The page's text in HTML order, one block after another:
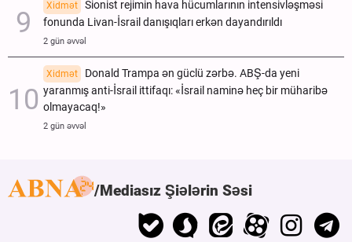
Xidmət
Sionist rejimin hava hücumlarının intensivləşməsi
fonunda Livan-İsrail danışıqları erkən dayandırıldı
2 gün əvvəl
Xidmət
Donald Trampa ən güclü zərbə. ABŞ-da yeni
yaranmış anti-İsrail ittifaqı: «İsrail naminə heç bir müharibə
olmayacaq!»
2 gün əvvəl
Mediasız Şiələrin Səsi